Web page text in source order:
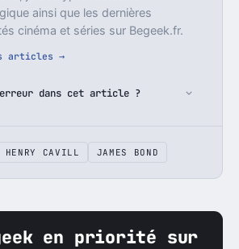
ainsi que les dernières
cinéma et séries sur Begeek.fr.
articles →
erreur dans cet article ?
HENRY CAVILL JAMES BOND
en priorité sur